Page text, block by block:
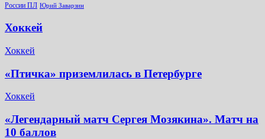
России ПЛ Юрий Заварзин
Хоккей
Хоккей
«Птичка» приземлилась в Петербурге
Хоккей
«Легендарный матч Сергея Мозякина». Матч на
10 баллов